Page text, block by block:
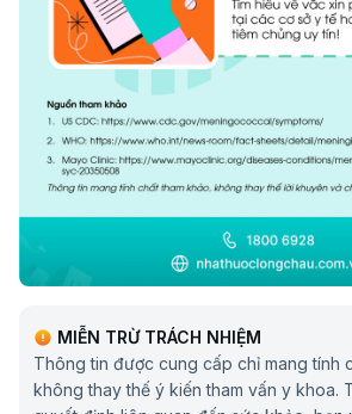
MIỄN TRỪ TRÁCH NHIỆM
Thông tin được cung cấp chỉ mang tính
không thay thế ý kiến tham vấn y khoa.